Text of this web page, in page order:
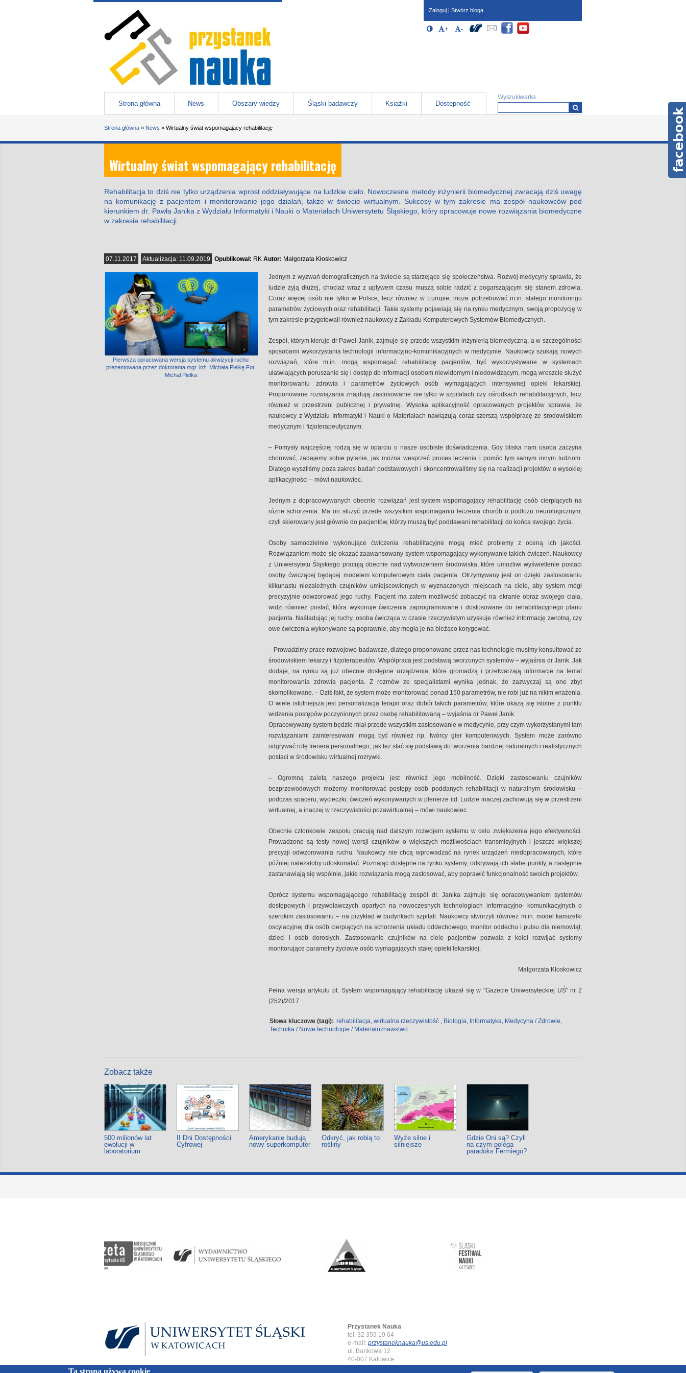
Przejdź do treści
Menu główne
Strona główna News Obszary wiedzy Śląski badawczy Książki Dostępność
Formularz wyszukiwania
Wyszukiwarka
Zaloguj | Stwórz bloga
Opcje dostępności (wymagają
Włącz/Wyłącz Wysoki kontrast
+ Powiększ czcionkę
- Zmniejsz czcionkę
Społeczności
Strona główna » News » Wirtualny świat wspomagający rehabilitację
Wirtualny świat wspomagający rehabilitację
Rehabilitacja to dziś nie tylko urządzenia wprost oddziaływujące na ludzkie ciało. Nowoczesne metody inżynierii biomedycznej zwracają dziś uwagę
na komunikację z pacjentem i monitorowanie jego działań, także w świecie wirtualnym. Sukcesy w tym zakresie ma zespół naukowców pod
kierunkiem dr. Pawła Janika z Wydziału Informatyki i Nauki o Materiałach Uniwersytetu Śląskiego, który opracowuje nowe rozwiązania biomedyczne
w zakresie rehabilitacji.
07.11.2017 Aktualizacja: 11.09.2019 Opublikował: RK Autor: Małgorzata Kłoskowicz
Jednym z wyzwań demograficznych na świecie są starzejące się społeczeństwa. Rozwój medycyny sprawia, że
ludzie żyją dłużej, chociaż wraz z upływem czasu muszą sobie radzić z pogarszającym się stanem zdrowia.
Coraz więcej osób nie tylko w Polsce, lecz również w Europie, może potrzebować m.in. stałego monitoringu
parametrów życiowych oraz rehabilitacji. Takie systemy pojawiają się na rynku medycznym, swoją propozycję w
tym zakresie przygotowali również naukowcy z Zakładu Komputerowych Systemów Biomedycznych.
Zespół, którym kieruje dr Paweł Janik, zajmuje się przede wszystkim inżynierią biomedyczną, a w szczególności
sposobami wykorzystania technologii informacyjno-komunikacyjnych w medycynie. Naukowcy szukają nowych
rozwiązań, które m.in. mogą wspomagać rehabilitację pacjentów, być wykorzystywane w systemach
ułatwiających poruszanie się i dostęp do informacji osobom niewidomym i niedowidzącym, mogą wreszcie służyć
monitorowaniu zdrowia i parametrów życiowych osób wymagających intensywnej opieki lekarskiej.
Proponowane rozwiązania znajdują zastosowanie nie tylko w szpitalach czy ośrodkach rehabilitacyjnych, lecz
również w przestrzeni publicznej i prywatnej. Wysoka aplikacyjność opracowanych projektów sprawia, że
naukowcy z Wydziału Informatyki i Nauki o Materiałach nawiązują coraz szerszą współpracę ze środowiskiem
medycznym i fizjoterapeutycznym.
– Pomysły najczęściej rodzą się w oparciu o nasze osobiste doświadczenia. Gdy bliska nam osoba zaczyna
chorować, zadajemy sobie pytanie, jak można wesprzeć proces leczenia i pomóc tym samym innym ludziom.
Dlatego wyszliśmy poza zakres badań podstawowych i skoncentrowaliśmy się na realizacji projektów o wysokiej
aplikacyjności – mówi naukowiec.
Jednym z dopracowywanych obecnie rozwiązań jest system wspomagający rehabilitację osób cierpiących na
różne schorzenia. Ma on służyć przede wszystkim wspomaganiu leczenia chorób o podłożu neurologicznym,
czyli skierowany jest głównie do pacjentów, którzy muszą być poddawani rehabilitacji do końca swojego życia.
Osoby samodzielnie wykonujące ćwiczenia rehabilitacyjne mogą mieć problemy z oceną ich jakości.
Rozwiązaniem może się okazać zaawansowany system wspomagający wykonywanie takich ćwiczeń. Naukowcy
z Uniwersytetu Śląskiego pracują obecnie nad wytworzeniem środowiska, które umożliwi wyświetlenie postaci
osoby ćwiczącej będącej modelem komputerowym ciała pacjenta. Otrzymywany jest on dzięki zastosowaniu
kilkunastu niezależnych czujników umiejscowionych w wyznaczonych miejscach na ciele, aby system mógł
precyzyjnie odwzorować jego ruchy. Pacjent ma zatem możliwość zobaczyć na ekranie obraz swojego ciała,
widzi również postać, która wykonuje ćwiczenia zaprogramowane i dostosowane do rehabilitacyjnego planu
pacjenta. Naśladując jej ruchy, osoba ćwicząca w czasie rzeczywistym uzyskuje również informację zwrotną, czy
owe ćwiczenia wykonywane są poprawnie, aby mogła je na bieżąco korygować.
– Prowadzimy prace rozwojowo-badawcze, dlatego proponowane przez nas technologie musimy konsultować ze
środowiskiem lekarzy i fizjoterapeutów. Współpraca jest podstawą tworzonych systemów – wyjaśnia dr Janik. Jak
dodaje, na rynku są już obecnie dostępne urządzenia, które gromadzą i przetwarzają informacje na temat
monitorowania zdrowia pacjenta. Z rozmów ze specjalistami wynika jednak, że zazwyczaj są one zbyt
skomplikowane. – Dziś fakt, że system może monitorować ponad 150 parametrów, nie robi już na nikim wrażenia.
O wiele istotniejsza jest personalizacja terapii oraz dobór takich parametrów, które okażą się istotne z punktu
widzenia postępów poczynionych przez osobę rehabilitowaną – wyjaśnia dr Paweł Janik.
Opracowywany system będzie miał przede wszystkim zastosowanie w medycynie, przy czym wykorzystanymi tam
rozwiązaniami zainteresowani mogą być również np. twórcy gier komputerowych. System może zarówno
odgrywać rolę trenera personalnego, jak też stać się podstawą do tworzenia bardziej naturalnych i realistycznych
postaci w środowisku wirtualnej rozrywki.
– Ogromną zaletą naszego projektu jest również jego mobilność. Dzięki zastosowaniu czujników
bezprzewodowych możemy monitorować postępy osób poddanych rehabilitacji w naturalnym środowisku –
podczas spaceru, wycieczki, ćwiczeń wykonywanych w plenerze itd. Ludzie inaczej zachowują się w przestrzeni
wirtualnej, a inaczej w rzeczywistości pozawirtualnej – mówi naukowiec.
Obecnie członkowie zespołu pracują nad dalszym rozwojem systemu w celu zwiększenia jego efektywności.
Prowadzone są testy nowej wersji czujników o większych możliwościach transmisyjnych i jeszcze większej
precyzji odwzorowania ruchu. Naukowcy nie chcą wprowadzać na rynek urządzeń niedopracowanych, które
później należałoby udoskonalać. Poznając dostępne na rynku systemy, odkrywają ich słabe punkty, a następnie
zastanawiają się wspólnie, jakie rozwiązania mogą zastosować, aby poprawić funkcjonalność swoich projektów.
Oprócz systemu wspomagającego rehabilitację zespół dr. Janika zajmuje się opracowywaniem systemów
dostępowych i przywoławczych opartych na nowoczesnych technologiach informacyjno- komunikacyjnych o
szerokim zastosowaniu – na przykład w budynkach szpitali. Naukowcy stworzyli również m.in. model kamizelki
oscylacyjnej dla osób cierpiących na schorzenia układu oddechowego, monitor oddechu i pulsu dla niemowląt,
dzieci i osób dorosłych. Zastosowanie czujników na ciele pacjentów pozwala z kolei rozwijać systemy
monitorujące parametry życiowe osób wymagających stałej opieki lekarskiej.
Małgorzata Kłoskowicz
Pełna wersja artykułu pt. System wspomagający rehabilitację ukazał się w "Gazecie Uniwersyteckiej UŚ" nr 2
(252)/2017
Pierwsza opracowana wersja systemu akwizycji ruchu
prezentowana przez doktoranta mgr. inż. Michała Pielkę Fot.
Michał Pielka
Słowa kluczowe (tagi): rehabilitacja wirtualna rzeczywistość Biologia Informatyka Medycyna / Zdrowie
Technika / Nowe technologie / Materiałoznawstwo
Zobacz także
500 milionów lat
ewolucji w
laboratorium
II Dni Dostępności
Cyfrowej
Amerykanie budują
nowy superkomputer
Odkryć, jak robią to
rośliny
Wyże silne i
silniejsze
Gdzie Oni są? Czyli
na czym polega
paradoks Fermiego?
Przystanek Nauka
tel. 32 359 19 64
e-mail:przystaneknauka@us.edu.pl
ul. Bankowa 12
40-007 Katowice
Ta strona używa cookie